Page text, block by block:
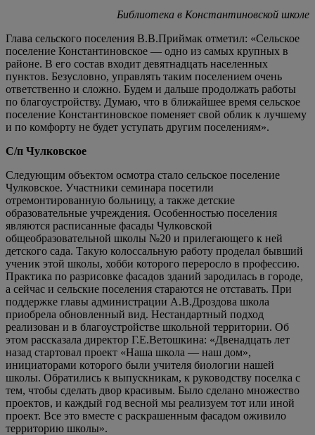
Библиотека в Константиновской школе
Глава сельского поселения В.В.Приймак отметил: «Сельское
поселение Константиновское — одно из самых крупных в
районе. В его состав входит девятнадцать населенных
пунктов. Безусловно, управлять таким поселением очень
ответственно и сложно. Будем и дальше продолжать работы
по благоустройству. Думаю, что в ближайшее время сельское
поселение Константиновское поменяет свой облик к лучшему
и по комфорту не будет уступать другим поселениям».
С/п Чулковское
Следующим объектом осмотра стало сельское поселение
Чулковское. Участники семинара посетили
отремонтированную больницу, а также детские
образовательные учреждения. Особенностью поселения
являются расписанные фасады Чулковской
общеобразовательной школы №20 и прилегающего к ней
детского сада. Такую колоссальную работу проделал бывший
ученик этой школы, хобби которого переросло в профессию.
Практика по разрисовке фасадов зданий зародилась в городе,
а сейчас и сельские поселения стараются не отставать. При
поддержке главы администрации А.В.Дроздова школа
приобрела обновленный вид. Нестандартный подход
реализован и в благоустройстве школьной территории. Об
этом рассказала директор Г.Е.Ветошкина: «Двенадцать лет
назад стартовал проект «Наша школа — наш дом»,
инициаторами которого были учителя биологии нашей
школы. Обратились к выпускникам, к руководству поселка с
тем, чтобы сделать двор красивым. Было сделано множество
проектов, и каждый год весной мы реализуем тот или иной
проект. Все это вместе с раскрашенным фасадом оживило
территорию школы».